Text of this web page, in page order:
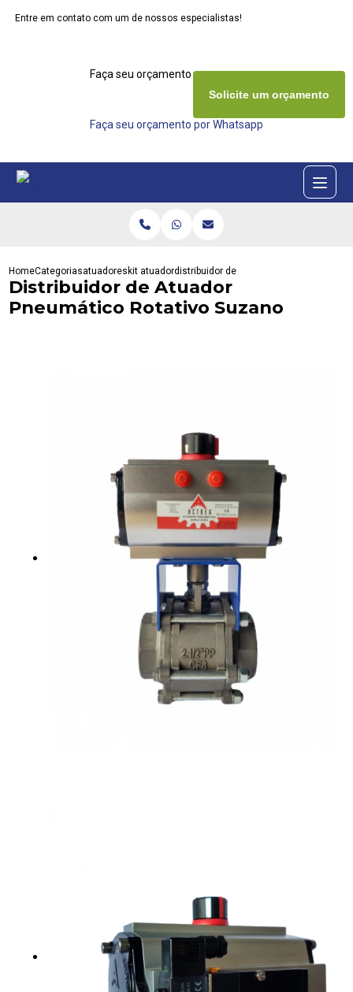
Entre em contato com um de nossos especialistas!
Faça seu orçamento agora mesmo
Faça seu orçamento por Whatsapp
Solicite um orçamento
HomeCategoriasatuadores kit atuadordistribuidor de atuador pneumatico
Distribuidor de Atuador
Pneumático Rotativo Suzano